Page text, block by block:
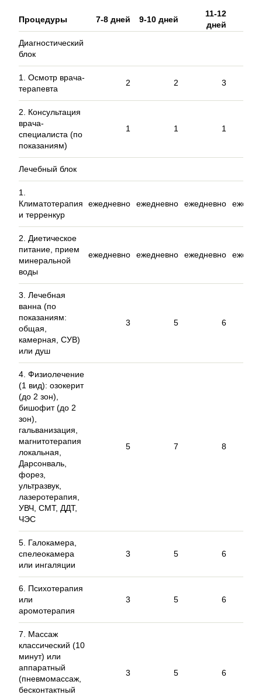
Процедуры 7-8 дней 9-10 дней
11-12
дней
Диагностический
блок
1. Осмотр врача-
терапевта
2 2 3
2. Консультация
врача-
специалиста (по
показаниям)
1 1 1
Лечебный блок
1.
Климатотерапия
и терренкур
ежедневно ежедневно ежедневно
2. Диетическое
питание, прием
минеральной
воды
ежедневно ежедневно ежедневно
3. Лечебная
ванна (по
показаниям:
общая,
камерная, СУВ)
или душ
3 5 6
4. Физиолечение
(1 вид): озокерит
(до 2 зон),
бишофит (до 2
зон),
гальванизация,
магнитотерапия
локальная,
Дарсонваль,
форез,
ультразвук,
лазеротерапия,
УВЧ, СМТ, ДДТ,
ЧЭС
5 7 8
5. Галокамера,
спелеокамера
или ингаляции
3 5 6
6. Психотерапия
или
аромотерапия
3 5 6
7. Массаж
классический (10
минут) или
аппаратный
(пневмомассаж,
бесконтактный
3 5 6